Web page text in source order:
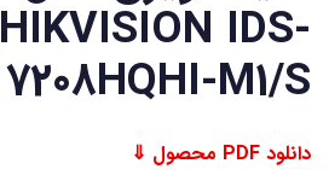
HIKVISION IDS-
7208HQHI-M1/S
دانلود PDF محصول ⇓